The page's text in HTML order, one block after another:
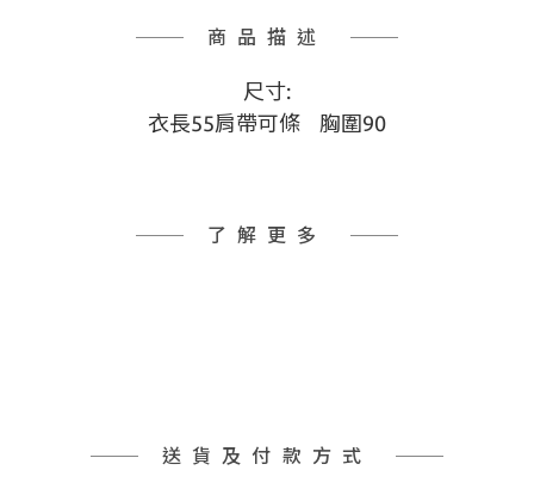
商品描述
尺寸:
衣長55肩帶可條    胸圍90
了解更多
送貨及付款方式